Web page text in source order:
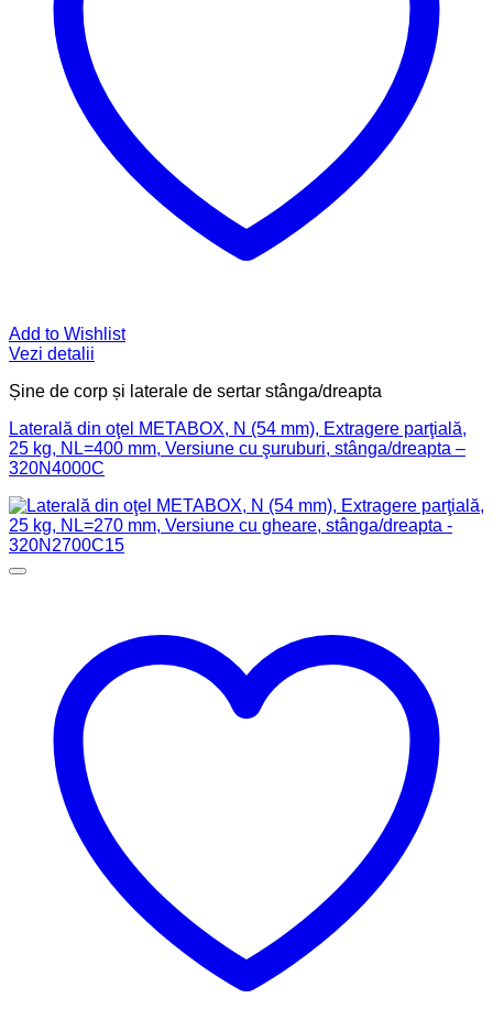
Add to Wishlist
Vezi detalii
Șine de corp și laterale de sertar stânga/dreapta
Laterală din oţel METABOX, N (54 mm), Extragere parţială,
25 kg, NL=400 mm, Versiune cu şuruburi, stânga/dreapta –
320N4000C